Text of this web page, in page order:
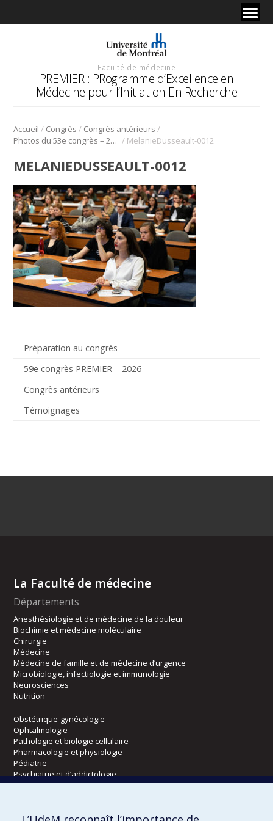
Faculté de médecine
PREMIER : PRogramme d’Excellence en
Médecine pour l’Initiation En Recherche
Accueil / Congrès / Congrès antérieurs /
Photos du 53e congrès – 2020 / MelanieDusseault-0012
Préparation au congrès
59e congrès PREMIER – 2026
Congrès antérieurs
Témoignages
MELANIEDUSSEAULT-0012
La Faculté de médecine
Départements
Anesthésiologie et de médecine de la douleur
Biochimie et médecine moléculaire
Chirurgie
Médecine
Médecine de famille et de médecine d’urgence
Microbiologie, infectiologie et immunologie
Neurosciences
Nutrition
Obstétrique-gynécologie
Ophtalmologie
Pathologie et biologie cellulaire
Pharmacologie et physiologie
Pédiatrie
Psychiatrie et d’addictologie
Radiologie, radio-oncologie et médecine nucléaire